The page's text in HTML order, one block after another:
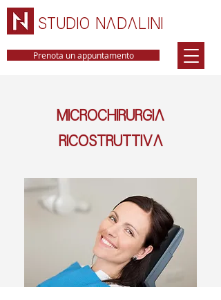
Prenota un appuntamento
STUDIO NADALINI
MICROCHIRURGIA
RICOSTRUTTIVA